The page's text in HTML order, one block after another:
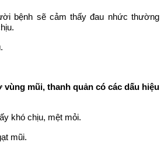
bệnh sẽ cảm thấy đau nhức thường
mũi, thanh quản có các dấu hiệu
khó chịu, mệt mỏi.
mũi.